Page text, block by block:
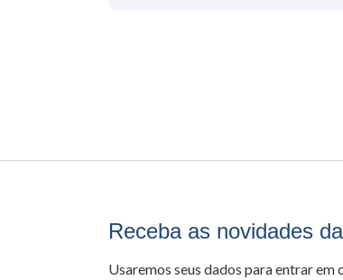
Receba as novidades
Usaremos seus dados para entrar